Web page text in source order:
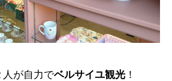
人が自力でベルサイユ観光 ！